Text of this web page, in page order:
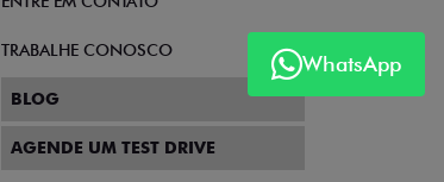
WhatsApp
TRABALHE CONOSCO
BLOG
AGENDE UM TEST DRIVE